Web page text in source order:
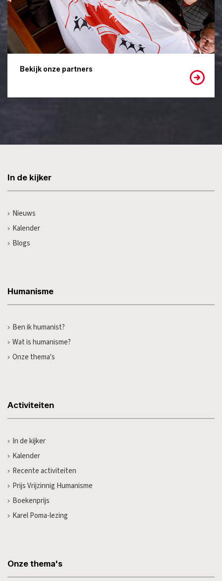
Bekijk onze partners
In de kijker
Nieuws
Kalender
Blogs
Humanisme
Ben ik humanist?
Wat is humanisme?
Onze thema's
Activiteiten
In de kijker
Kalender
Recente activiteiten
Prijs Vrijzinnig Humanisme
Boekenprijs
Karel Poma-lezing
Onze thema's